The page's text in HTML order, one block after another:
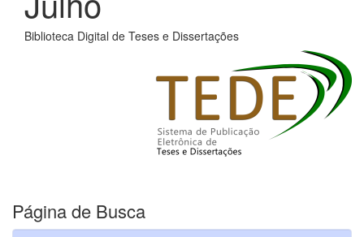
Biblioteca Digital de Teses e Dissertações
Página de Busca